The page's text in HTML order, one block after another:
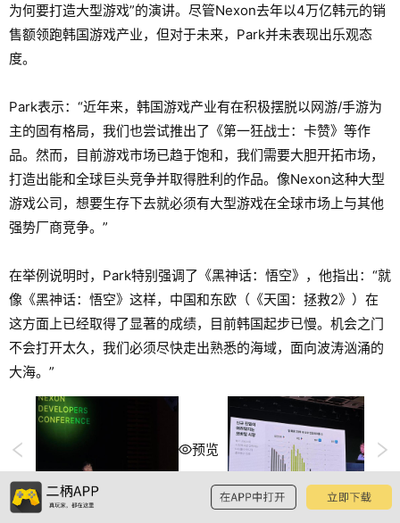
为何要打造大型游戏”的演讲。尽管Nexon去年以4万亿韩元的销
售额领跑韩国游戏产业，但对于未来，Park并未表现出乐观态
度。
Park表示：“近年来，韩国游戏产业有在积极摆脱以网游/手游为
主的固有格局，我们也尝试推出了《第一狂战士：卡赞》等作
品。然而，目前游戏市场已趋于饱和，我们需要大胆开拓市场，
打造出能和全球巨头竞争并取得胜利的作品。像Nexon这种大型
游戏公司，想要生存下去就必须有大型游戏在全球市场上与其他
强势厂商竞争。”
在举例说明时，Park特别强调了《黑神话：悟空》，他指出：“就
像《黑神话：悟空》这样，中国和东欧（《天国：拯救2》）在
这方面上已经取得了显著的成绩，目前韩国起步已慢。机会之门
不会打开太久，我们必须尽快走出熟悉的海域，面向波涛汹涌的
大海。”
预览